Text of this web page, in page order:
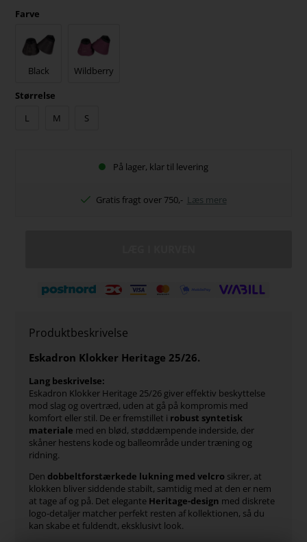
Farve
Black
Wildberry
Størrelse
L
M S
På lager, klar til levering
Gratis fragt over 750,- Læs mere
Produktbeskrivelse
Eskadron Klokker Heritage 25/26.
Lang beskrivelse:
Eskadron Klokker Heritage 25/26 giver effektiv beskyttelse
mod slag og overtræd, uden at gå på kompromis med
komfort eller stil. De er fremstillet i robust syntetisk
materiale med en blød, støddæmpende inderside, der
skåner hestens kode og balleområde under træning og
ridning.
Den dobbeltforstærkede lukning med velcro sikrer, at
klokken bliver siddende stabilt, samtidig med at den er nem
at tage af og på. Det elegante Heritage-design med diskrete
logo-detaljer matcher perfekt resten af kollektionen, så du
kan skabe et fuldendt, eksklusivt look.